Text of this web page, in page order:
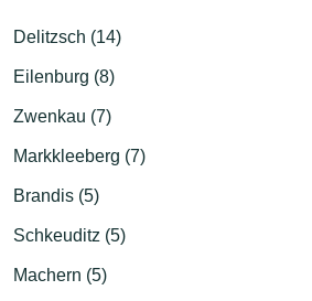
Delitzsch (14)
Eilenburg (8)
Zwenkau (7)
Markkleeberg (7)
Brandis (5)
Schkeuditz (5)
Machern (5)